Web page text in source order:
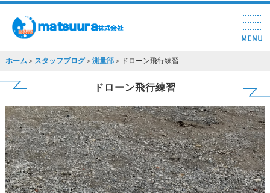
ホーム＞ スタッフブログ＞ 測量部＞ドローン飛行練習
ドローン飛行練習